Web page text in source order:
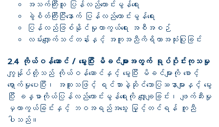
အသက်ကြီးသူ ပြန်လည်ကောင်းမွန်ရေး
ခွဲစိတ်ကြီးပြီးနောက် ပြန်လည်ကောင်းမွန်ရေး
ပြန်လည်ဖြစ်နိုင်မှုကာကွယ်ရေး အစီအစဉ်
လမ်းလျှောက်သင်တန်းနှင့် အကူအညီကိရိယာအသုံးပြုခြင်း
2.4 ကိုယ်ဝန်ဆောင် / မွေးပြီး မိခင်များအတွက် ရုပ်ပိုင်းကုသမှု
ကျွန်ုပ်တို့သည် ကိုယ်ဝန်ဆောင်နှင့် မွေးပြီး မိခင်များကို စောင့်
ရှောက်မှုပေးပြီး၊ အထူးသဖြင့် ရင်သားနဲ့ဆိုင်သောပြဿနာများနှင့် မွေး
ပြီး ခန္ဓာကိုယ်ပြန်လည်ကောင်းမွန်ရေးကို လျှော့ချခြင်း၊ ဖျက်ဆီးမှု
မှကာကွယ်ခြင်းနှင့် ဘဝအရည်အသွေး မြှင့်တင်ရန် ကူညီ
ပါသည်။